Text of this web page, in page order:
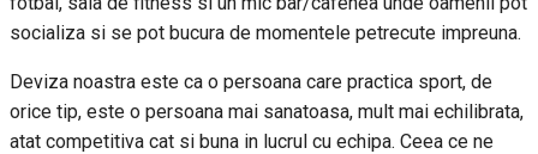
socializa si se pot bucura de momentele petrecute impreuna.
Deviza noastra este ca o persoana care practica sport, de
orice tip, este o persoana mai sanatoasa, mult mai echilibrata,
atat competitiva cat si buna in lucrul cu echipa. Ceea ce ne